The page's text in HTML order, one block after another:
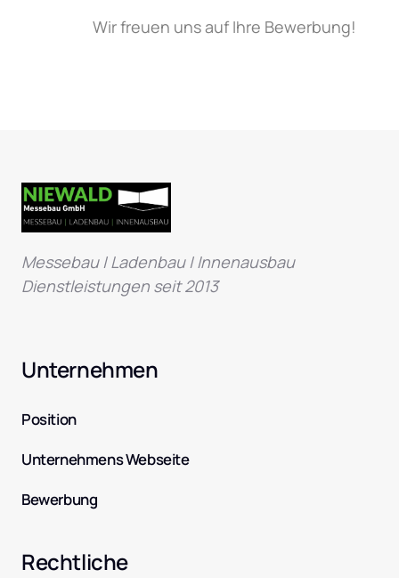
Wir freuen uns auf Ihre Bewerbung!
Messebau | Ladenbau | Innenausbau
Dienstleistungen seit 2013
Unternehmen
Position
Unternehmens Webseite
Bewerbung
Rechtliche